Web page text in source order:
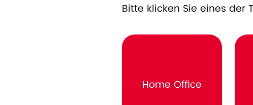
Bitte klicken Sie eines der
Home Office